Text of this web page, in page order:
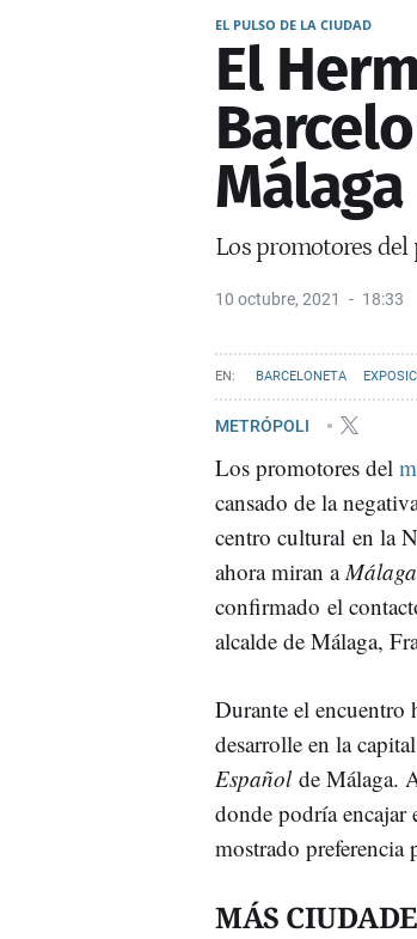
EL PULSO DE LA CIUDAD
El
Málaga
Los promotores del
10 octubre, 2021 18:33
BARCELONETA
METRÓPOLI
Los promotores del
cansado de la
centro cultural en la
ahora miran a Málaga
confirmado el
alcalde de Málaga,
Durante el
desarrolle en la
Españolde Málaga.
donde podría encajar
mostrado preferencia
MÁS